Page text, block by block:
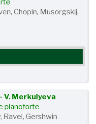
Chopin, Musorgskij,
V. Merkulyeva
pianoforte
Ravel, Gershwin